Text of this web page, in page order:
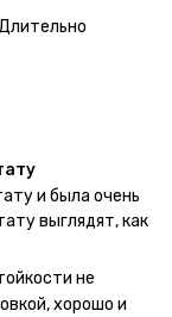
настоящая.
закажу ещё.
и была очень
выглядят, как
несмотря
выбор по
сразу
не
хорошо и